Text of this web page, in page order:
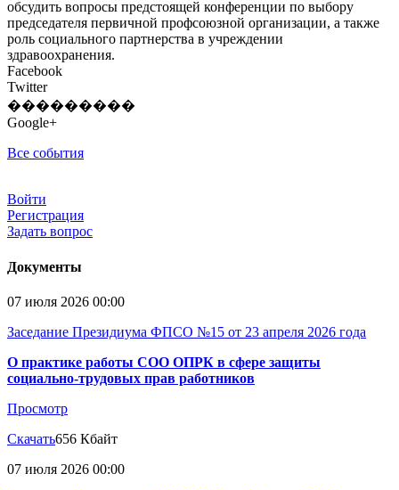
обсудить вопросы предстоящей конференции по выбору
председателя первичной профсоюзной организации, а также
роль социального партнерства в учреждении
здравоохранения.
Facebook
Twitter
���������
Google+
Все события
Войти
Регистрация
Задать вопрос
Документы
07 июля 2026 00:00
Заседание Президиума ФПСО №15 от 23 апреля 2026 года
О практике работы СОО ОПРК в сфере защиты
социально-трудовых прав работников
Просмотр
Скачать656 Кбайт
07 июля 2026 00:00